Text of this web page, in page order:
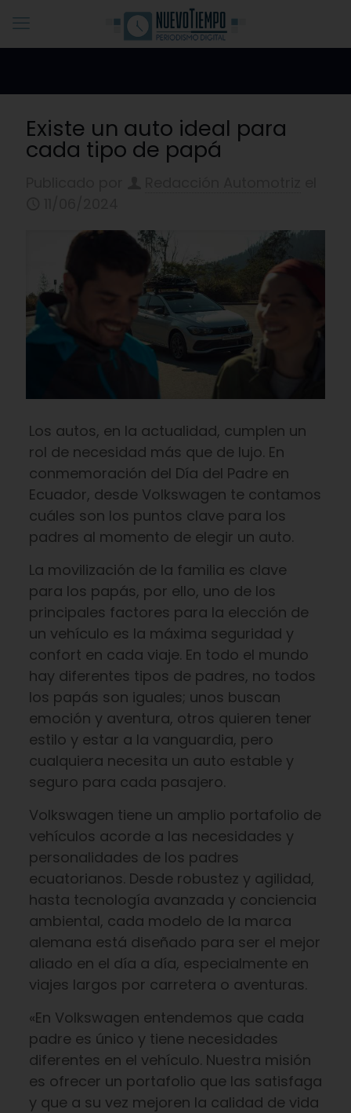
Existe un auto ideal para
cada tipo de papá
Los autos, en la actualidad, cumplen un
rol de necesidad más que de lujo. En
conmemoración del Día del Padre en
Ecuador, desde Volkswagen te contamos
cuáles son los puntos clave para los
padres al momento de elegir un auto.
La movilización de la familia es clave
para los papás, por ello, uno de los
principales factores para la elección de
un vehículo es la máxima seguridad y
confort en cada viaje. En todo el mundo
hay diferentes tipos de padres, no todos
los papás son iguales; unos buscan
emoción y aventura, otros quieren tener
estilo y estar a la vanguardia, pero
cualquiera necesita un auto estable y
seguro para cada pasajero.
Volkswagen tiene un amplio portafolio de
vehículos acorde a las necesidades y
personalidades de los padres
ecuatorianos. Desde robustez y agilidad,
hasta tecnología avanzada y conciencia
ambiental, cada modelo de la marca
alemana está diseñado para ser el mejor
aliado en el día a día, especialmente en
viajes largos por carretera o aventuras.
«En Volkswagen entendemos que cada
padre es único y tiene necesidades
diferentes en el vehículo. Nuestra misión
es ofrecer un portafolio que las satisfaga
y que a su vez mejoren la calidad de vida